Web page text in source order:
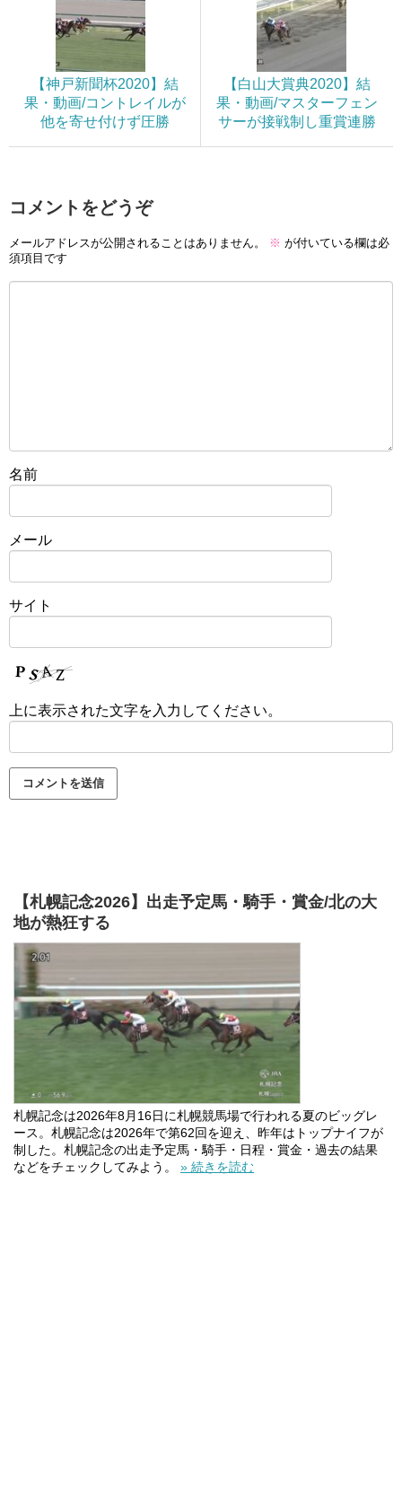
【神戸新聞杯2020】結
果・動画/コントレイルが
他を寄せ付けず圧勝
【白山大賞典2020】結
果・動画/マスターフェン
サーが接戦制し重賞連勝
コメントをどうぞ
メールアドレスが公開されることはありません。 ※ が付いている欄は必
須項目です
名前
メール
サイト
上に表示された文字を入力してください。
【札幌記念2026】出走予定馬・騎手・賞金/北の大
地が熱狂する
札幌記念は2026年8月16日に札幌競馬場で行われる夏のビッグレ
ース。札幌記念は2026年で第62回を迎え、昨年はトップナイフが
制した。札幌記念の出走予定馬・騎手・日程・賞金・過去の結果
などをチェックしてみよう。 » 続きを読む